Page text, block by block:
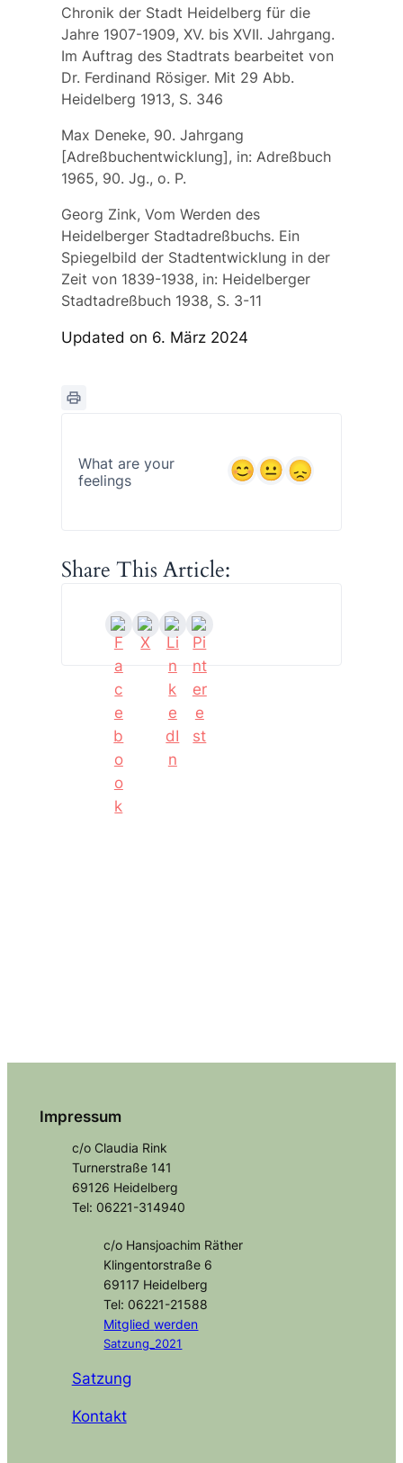
Chronik der Stadt Heidelberg für die
Jahre 1907-1909, XV. bis XVII. Jahrgang.
Im Auftrag des Stadtrats bearbeitet von
Dr. Ferdinand Rösiger. Mit 29 Abb.
Heidelberg 1913, S. 346
Max Deneke, 90. Jahrgang
[Adreßbuchentwicklung], in: Adreßbuch
1965, 90. Jg., o. P.
Georg Zink, Vom Werden des
Heidelberger Stadtadreßbuchs. Ein
Spiegelbild der Stadtentwicklung in der
Zeit von 1839-1938, in: Heidelberger
Stadtadreßbuch 1938, S. 3-11
Updated on 6. März 2024
What are your
feelings
Share This Article:
Impressum
c/o Claudia Rink
Turnerstraße 141
69126 Heidelberg
Tel: 06221-314940
c/o Hansjoachim Räther
Klingentorstraße 6
69117 Heidelberg
Tel: 06221-21588
Mitgliedwerden
Satzung_2021
Satzung
Kontakt